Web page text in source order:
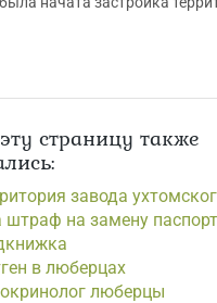
страницу также
завода
штраф на замену
в люберцах
люберцы